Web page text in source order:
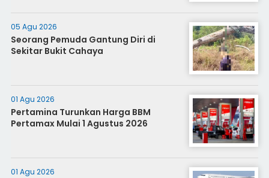
05 Agu 2026
Seorang Pemuda Gantung Diri di
Sekitar Bukit Cahaya
01 Agu 2026
Pertamina Turunkan Harga BBM
Pertamax Mulai 1 Agustus 2026
01 Agu 2026